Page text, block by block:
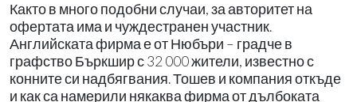
Както в много подобни случаи, за авторитет на
офертата има и чуждестранен участник.
Английската фирма е от Нюбъри – градче в
графство Бъркшир с 32 000 жители, известно с
конните си надбягвания. Тошев и компания откъде
и как са намерили някаква фирма от дълбоката